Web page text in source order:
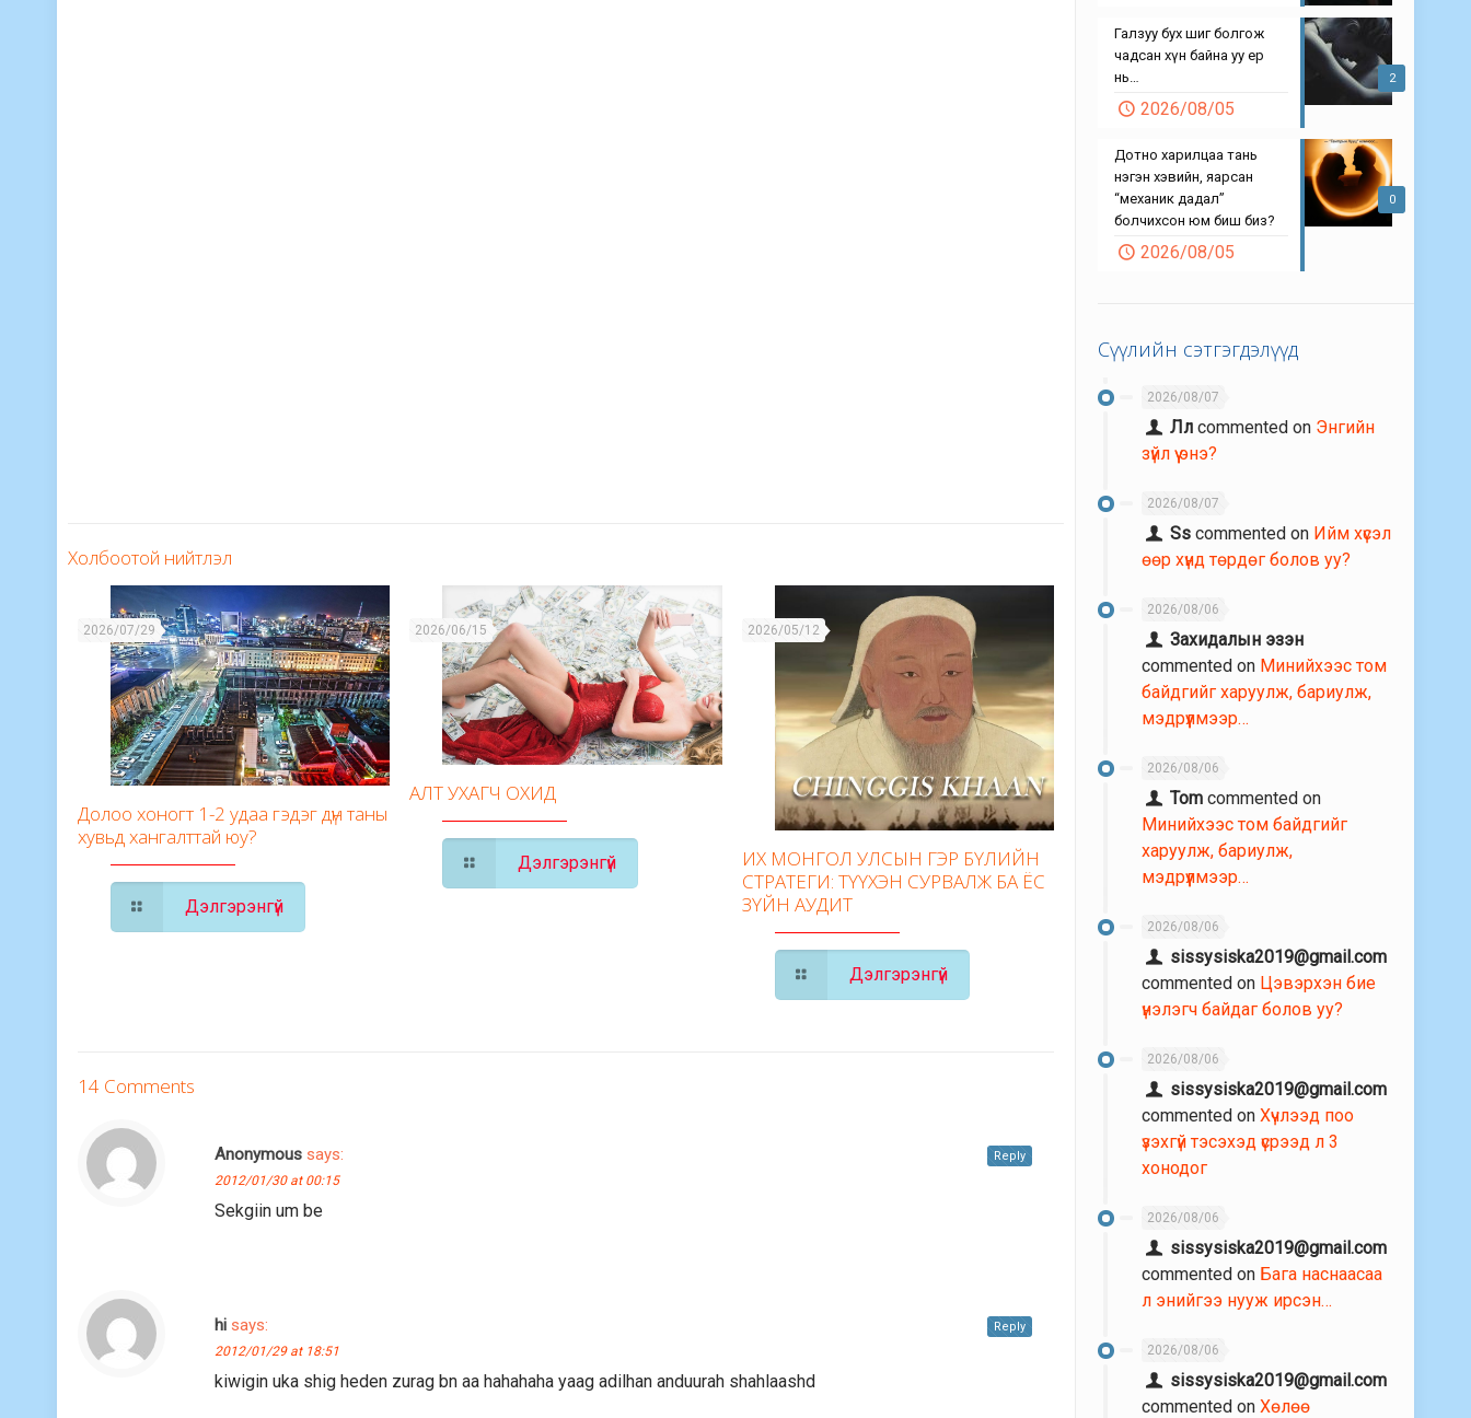
Холбоотой нийтлэл
2026/07/29
Долоо хоногт 1-2 удаа гэдэг дүн таны
хувьд хангалттай юу?
Дэлгэрэнгүй
2026/06/15
АЛТ УХАГЧ ОХИД
Дэлгэрэнгүй
2026/05/12
ИХ МОНГОЛ УЛСЫН ГЭР БҮЛИЙН
СТРАТЕГИ: ТҮҮХЭН СУРВАЛЖ БА ЁС
ЗҮЙН АУДИТ
Дэлгэрэнгүй
14 Comments
Anonymous says:
2012/01/30 at 00:15
Sekgiin um be
Reply
hi says:
2012/01/29 at 18:51
kiwigin uka shig heden zurag bn aa hahahaha yaag adilhan anduurah shahlaashd
Reply
2
Галзуу бух шиг болгож
чадсан хүн байна уу ер
нь…
2026/08/05
0
Дотно харилцаа тань
нэгэн хэвийн, яарсан
“механик дадал”
болчихсон юм биш биз?
2026/08/05
Сүүлийн сэтгэгдэлүүд
2026/08/07
Лл commented on Энгийн
зүйл үү энэ?
2026/08/07
Ss commented on Ийм хүсэл
өөр хүнд төрдөг болов уу?
2026/08/06
Захидалын эзэн
commented on Минийхээс том
байдгийг харуулж, бариулж,
мэдрүүлмээр…
2026/08/06
Tom commented on
Минийхээс том байдгийг
харуулж, бариулж,
мэдрүүлмээр…
2026/08/06
sissysiska2019@gmail.com
commented on Цэвэрхэн бие
үнэлэгч байдаг болов уу?
2026/08/06
sissysiska2019@gmail.com
commented on Хүчлээд поо
үзэхгүй тэсэхэд үсрээд л 3
хонодог
2026/08/06
sissysiska2019@gmail.com
commented on Бага наснаасаа
л энийгээ нууж ирсэн…
2026/08/06
sissysiska2019@gmail.com
commented on Хөлөө